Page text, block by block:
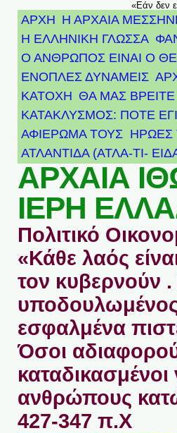
«Εάν δεν
ΑΡΧΗ Η ΑΡΧΑΙΑ
Η ΕΛΛΗΝΙΚΗ ΓΛΩΣΣΑ
Ο ΑΝΘΡΩΠΟΣ ΕΙΝΑΙ Ο
ΕΝΟΠΛΕΣ ΔΥΝΑΜΕΙΣ
ΚΑΤΟΧΗ ΘΑ ΜΑΣ
ΚΑΤΑΚΛΥΣΜΟΣ: ΠΟΤΕ
ΑΦΙΈΡΩΜΑ ΤΟΥΣ ΉΡΩΕΣ
ΑΤΛΑΝΤΊΔΑ (ΑΤΛΑ-ΤΙ-
ΑΡΧΑΙΑ
ΙΕΡΗ
Πολιτικό
«Κάθε λαός
τον κυβερνούν .
εσφαλμένα
Όσοι
ανθρώπους
427-347 π.Χ